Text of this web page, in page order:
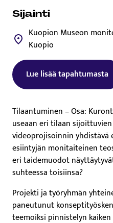
Sijainti
Kuopion Museon
Kuopio
Lue lisää tapahtumasta
Tämä linkki
Tilaantuminen – Osa:
useaan eri tilaan
videoprojisoinnin yhdistävä
esiintyjän monitaiteinen
eri taidemuodot
suhteessa toisiinsa?
Projekti ja työryhmän
paneutunut
teemoiksi pinnistelyn